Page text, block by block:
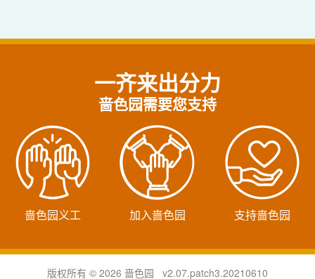
一齐来出分力
啬色园需要您支持
啬色园义工 加入啬色园 支持啬色园
版权所有 © 2026 啬色园 v2.07.patch3.20210610